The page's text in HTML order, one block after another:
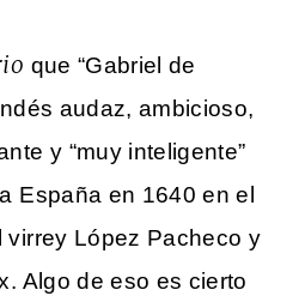
que “Gabriel de
audaz, ambicioso,
y “muy inteligente”
España en 1640 en el
virrey López Pacheco y
Algo de eso es cierto